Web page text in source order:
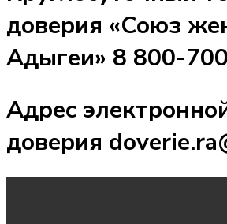
доверия «Союз
Адыгеи» 8 800-
Адрес
доверия